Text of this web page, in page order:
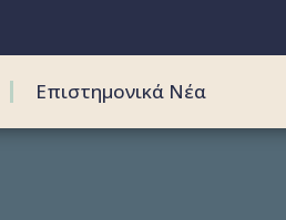
Επιστημονικά Νέα